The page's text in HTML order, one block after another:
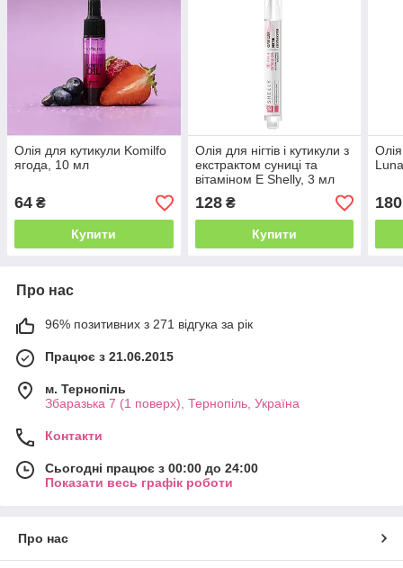
Олія для кутикули Komilfo
ягода, 10 мл
64 ₴
Купити
Олія для нігтів і кутикули з
екстрактом суниці та
вітаміном Е Shelly, 3 мл
128₴
Купити
180
Про нас
96% позитивних з 271 відгука за рік
Працює з 21.06.2015
м. Тернопіль
Збаразька 7 (1 поверх), Тернопіль, Україна
Контакти
Сьогодні працює з 00:00 до 24:00
Показати весь графік роботи
Про нас